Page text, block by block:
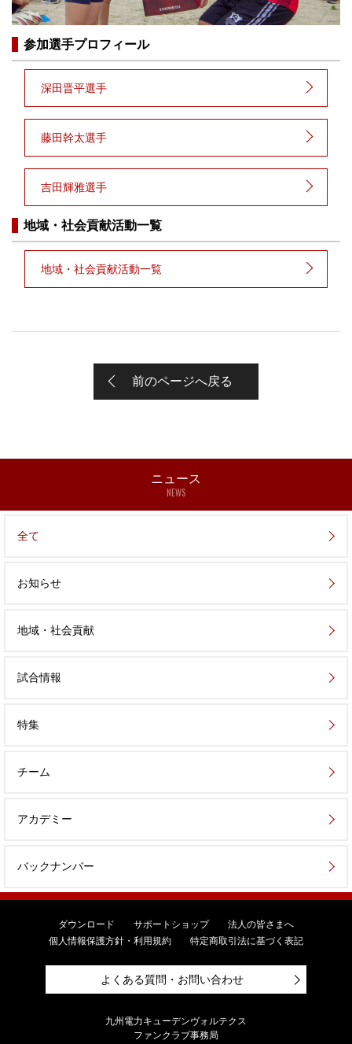
参加選手プロフィール
深田晋平選手
藤田幹太選手
吉田輝雅選手
地域・社会貢献活動一覧
地域・社会貢献活動一覧
前のページへ戻る
ニュース
NEWS
全て
お知らせ
地域・社会貢献
試合情報
特集
チーム
アカデミー
バックナンバー
ダウンロード サポートショップ
法人の皆さまへ
個人情報保護方針・利用規約
特定商取引法に基づく表記
よくある質問・お問い合わせ
九州電力キューデンヴォルテクス
ファンクラブ事務局